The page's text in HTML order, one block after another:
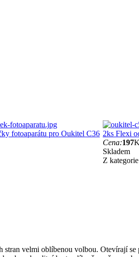
fotoaparátu pro Oukitel C36 2ks Flexi
Cena:197
Skladem
Z kategorie
velmi oblíbenou volbou. Otevírají